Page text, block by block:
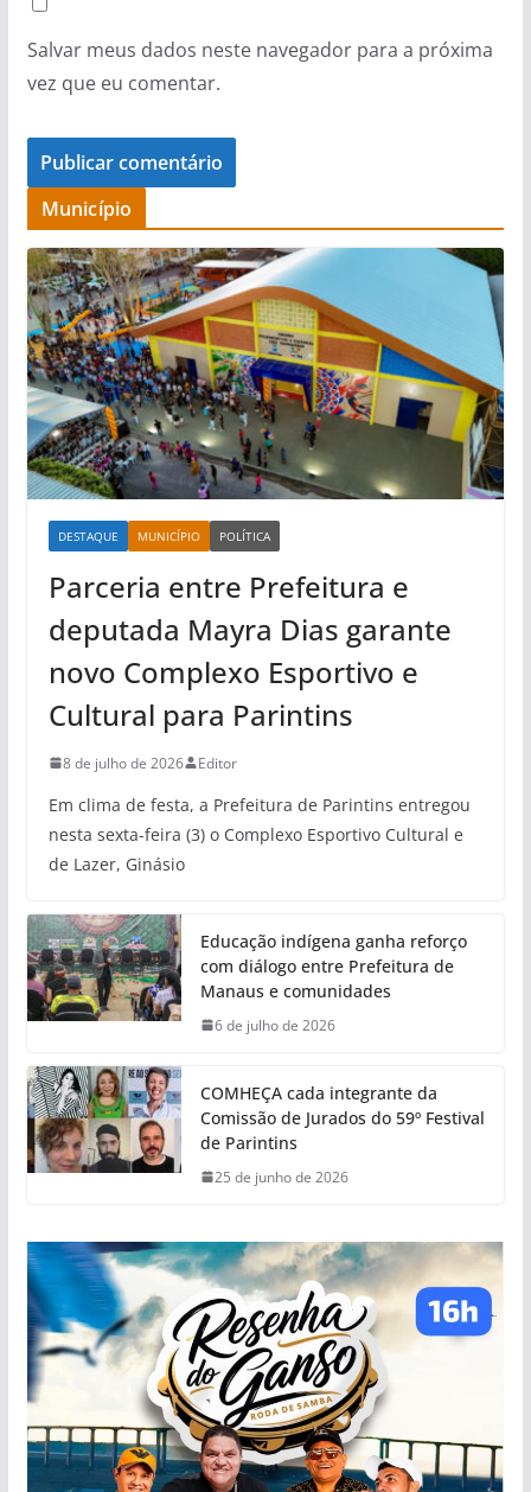
Salvar meus dados neste navegador para a próxima
vez que eu comentar.
Município
DESTAQUE MUNICÍPIO POLÍTICA
Parceria entre Prefeitura e
deputada Mayra Dias garante
novo Complexo Esportivo e
Cultural para Parintins
8 de julho de 2026 Editor
Em clima de festa, a Prefeitura de Parintins entregou
nesta sexta-feira (3) o Complexo Esportivo Cultural e
de Lazer, Ginásio
Educação indígena ganha reforço
com diálogo entre Prefeitura de
Manaus e comunidades
6 de julho de 2026
COMHEÇA cada integrante da
Comissão de Jurados do 59º Festival
de Parintins
25 de junho de 2026